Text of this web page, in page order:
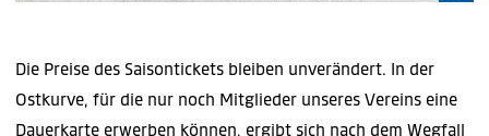
Die Preise des Saisontickets bleiben unverändert. In der
Ostkurve, für die nur noch Mitglieder unseres Vereins eine
Dauerkarte erwerben können, ergibt sich nach dem Wegfall